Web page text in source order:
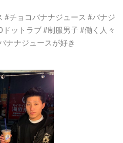
#チョコバナナジュース #バナジ
ットラブ #制服男子 #働く人々
ナナジュースが好き